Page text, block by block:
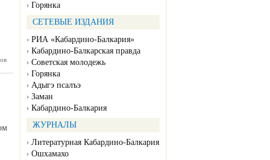
Горянка
СЕТЕВЫЕ ИЗДАНИЯ
РИА «Кабардино-Балкария»
Кабардино-Балкарская правда
Советская молодежь
Горянка
Адыгэ псалъэ
Заман
Кабардино-Балкария
ЖУРНАЛЫ
Литературная Кабардино-Балкария
Ошхамахо